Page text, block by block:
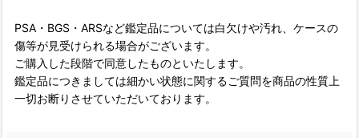
PSA・BGS・ARSなど鑑定品については白欠けや汚れ、ケースの
傷等が見受けられる場合がございます。
ご購入した段階で同意したものといたします。
鑑定品につきましては細かい状態に関するご質問を商品の性質上
一切お断りさせていただいております。